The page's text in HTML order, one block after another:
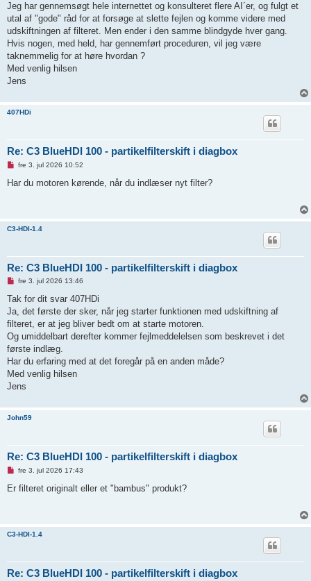
Jeg har gennemsøgt hele internettet og konsulteret flere AI´er, og fulgt et
utal af "gode" råd for at forsøge at slette fejlen og komme videre med
udskiftningen af filteret. Men ender i den samme blindgyde hver gang.
Hvis nogen, med held, har gennemført proceduren, vil jeg være
taknemmelig for at høre hvordan ?
Med venlig hilsen
Jens
407HDi
Re: C3 BlueHDI 100 - partikelfilterskift i diagbox
U
æ
d
l
fre 3. jul 2026 10:52
Har du motoren kørende, når du indlæser nyt filter?
C3-HDI-1.4
Re: C3 BlueHDI 100 - partikelfilterskift i diagbox
U
æ
t
i
d
l
g
fre 3. jul 2026 13:46
Tak for dit svar 407HDi
Ja, det første der sker, når jeg starter funktionen med udskiftning af
filteret, er at jeg bliver bedt om at starte motoren.
Og umiddelbart derefter kommer fejlmeddelelsen som beskrevet i det
første indlæg.
Har du erfaring med at det foregår på en anden måde?
Med venlig hilsen
Jens
John59
Re: C3 BlueHDI 100 - partikelfilterskift i diagbox
U
æ
d
l
fre 3. jul 2026 17:43
Er filteret originalt eller et "bambus" produkt?
C3-HDI-1.4
Re: C3 BlueHDI 100 - partikelfilterskift i diagbox